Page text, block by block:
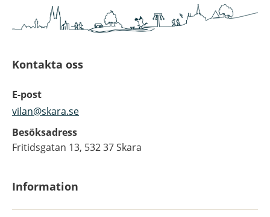
Kontakta oss
E-post
vilan@skara.se
Besöksadress
Fritidsgatan 13, 532 37 Skara
Information